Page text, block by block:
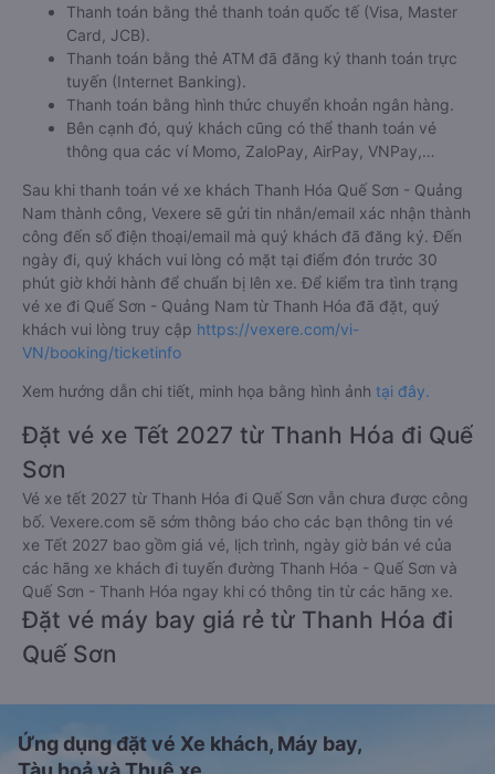
Thanh toán bằng thẻ thanh toán quốc tế (Visa, Master
Card, JCB).
Thanh toán bằng thẻ ATM đã đăng ký thanh toán trực
tuyến (Internet Banking).
Thanh toán bằng hình thức chuyển khoản ngân hàng.
Bên cạnh đó, quý khách cũng có thể thanh toán vé
thông qua các ví Momo, ZaloPay, AirPay, VNPay,…
Sau khi thanh toán vé xe khách Thanh Hóa Quế Sơn - Quảng
Nam thành công, Vexere sẽ gửi tin nhắn/email xác nhận thành
công đến số điện thoại/email mà quý khách đã đăng ký. Đến
ngày đi, quý khách vui lòng có mặt tại điểm đón trước 30
phút giờ khởi hành để chuẩn bị lên xe. Để kiểm tra tình trạng
vé xe đi Quế Sơn - Quảng Nam từ Thanh Hóa đã đặt, quý
khách vui lòng truy cập https://vexere.com/vi-
VN/booking/ticketinfo
Xem hướng dẫn chi tiết, minh họa bằng hình ảnh tại đây.
Đặt vé xe Tết 2027 từ Thanh Hóa đi Quế
Sơn
Vé xe tết 2027 từ Thanh Hóa đi Quế Sơn vẫn chưa được công
bố. Vexere.com sẽ sớm thông báo cho các bạn thông tin vé
xe Tết 2027 bao gồm giá vé, lịch trình, ngày giờ bán vé của
các hãng xe khách đi tuyến đường Thanh Hóa - Quế Sơn và
Quế Sơn - Thanh Hóa ngay khi có thông tin từ các hãng xe.
Đặt vé máy bay giá rẻ từ Thanh Hóa đi
Quế Sơn
Ứng dụng đặt vé Xe khách, Máy bay,